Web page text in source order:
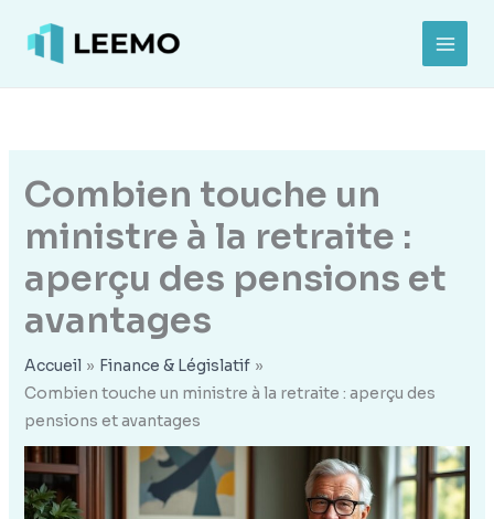
contenu
Combien touche un
ministre à la retraite :
aperçu des pensions et
avantages
Accueil
Finance & Législatif
Combien touche un ministre à la retraite : aperçu des
pensions et avantages